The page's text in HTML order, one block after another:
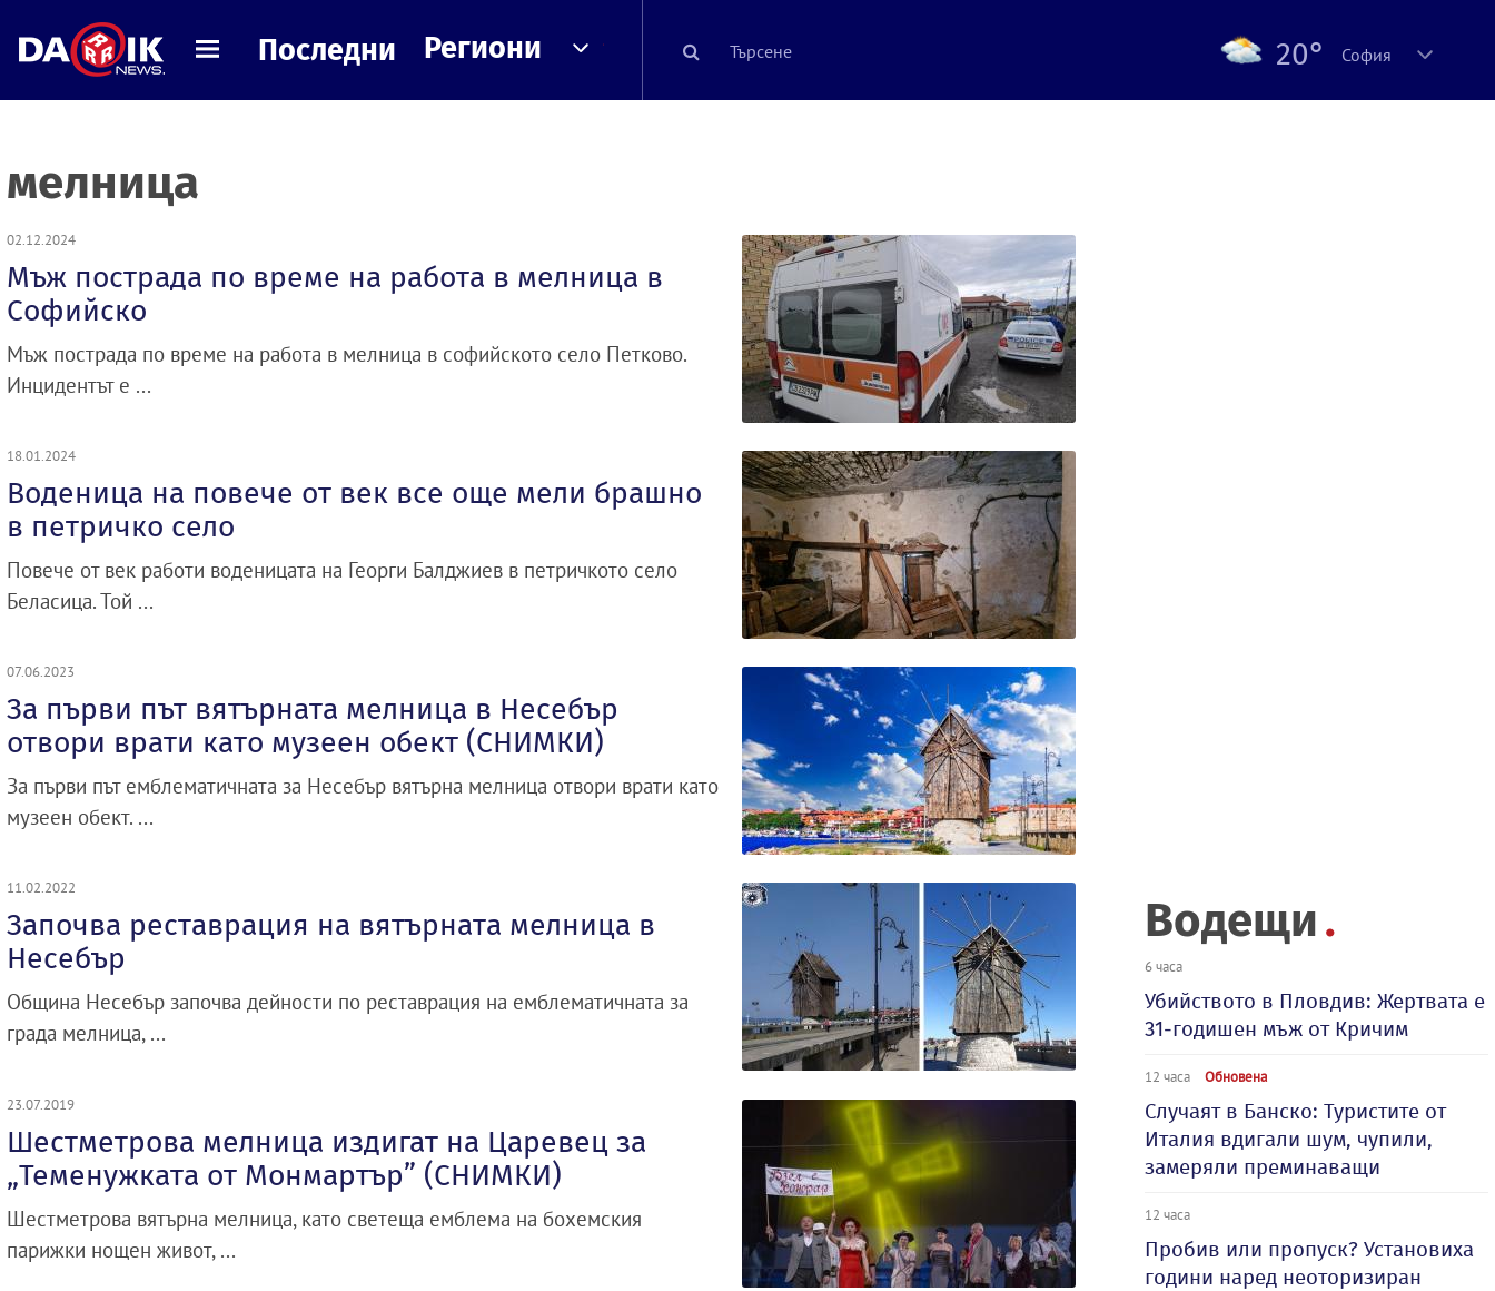
Последни Региони 20° София
мелница
02.12.2024
Мъж пострада по време на работа в мелница в
Софийско
Мъж пострада по време на работа в мелница в софийското село Петково.
Инцидентът е ...
18.01.2024
Воденица на повече от век все още мели брашно
в петричко село
Повече от век работи воденицата на Георги Балджиев в петричкото село
Беласица. Той ...
07.06.2023
За първи път вятърната мелница в Несебър
отвори врати като музеен обект (СНИМКИ)
За първи път емблематичната за Несебър вятърна мелница отвори врати като
музеен обект. ...
11.02.2022
Започва реставрация на вятърната мелница в
Несебър
Община Несебър започва дейности по реставрация на емблематичната за
града мелница, ...
23.07.2019
Шестметрова мелница издигат на Царевец за
„Теменужката от Монмартър” (СНИМКИ)
Шестметрова вятърна мелница, като светеща емблема на бохемския
парижки нощен живот, ...
Водещи
6 часа
Убийството в Пловдив: Жертвата е
31-годишен мъж от Кричим
12 часа Обновена
Случаят в Банско: Туристите от
Италия вдигали шум, чупили,
замеряли преминаващи
12 часа
Пробив или пропуск? Установиха
години наред неоторизиран